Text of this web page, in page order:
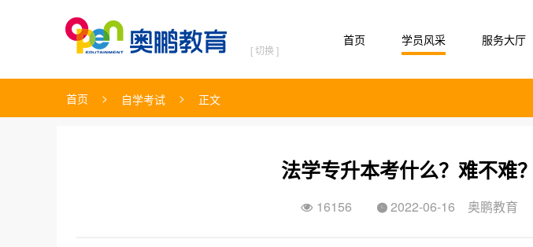
[ 切换 ]
首页 学员风采 服务大厅
首页 > 自学考试 > 正文
法学专升本考什么？难不难？
 16156  2022-06-16 奥鹏教育